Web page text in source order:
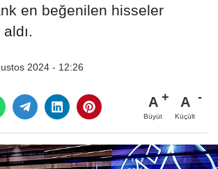
en beğenilen hisseler
2024 - 12:26
A
Büyüt
A
Küçült